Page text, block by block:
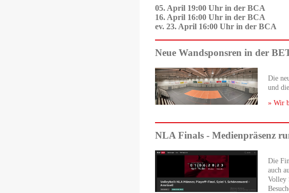
05. April 19:00 Uhr in der BCA
16. April 16:00 Uhr in der BCA
ev. 23. April 16:00 Uhr in der BCA
Neue Wandsponsren in der
Die
und
» Wir
NLA Finals - Medienpräsenz
Die
auch
Volley